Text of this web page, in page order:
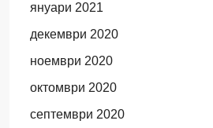
януари 2021
декември 2020
ноември 2020
октомври 2020
септември 2020